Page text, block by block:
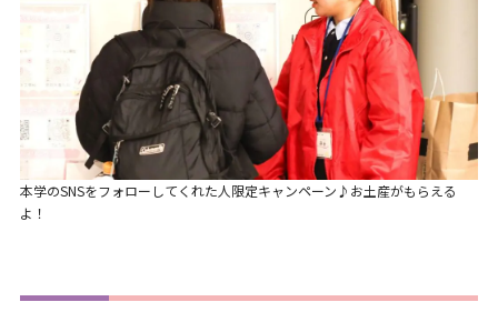
本学のSNSをフォローしてくれた人限定キャンペーン♪お土産がもらえる
よ！